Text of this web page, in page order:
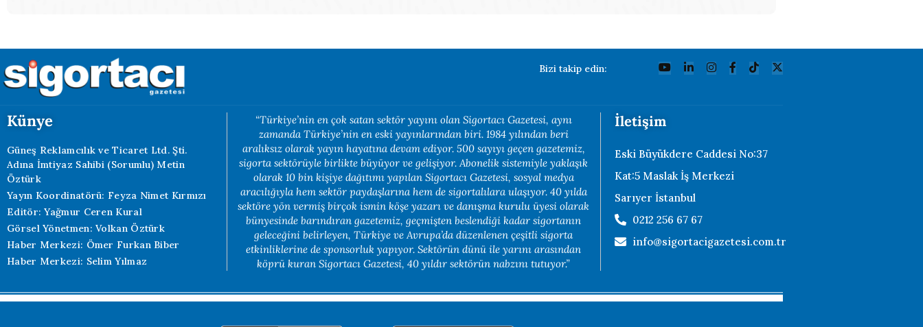
Bizi takip edin:
Künye
Güneş Reklamcılık ve Ticaret Ltd. Şti.
Adına İmtiyaz Sahibi (Sorumlu) Metin
Öztürk
Yayın Koordinatörü: Feyza Nimet Kırmızı
Editör: Yağmur Ceren Kural
Görsel Yönetmen: Volkan Öztürk
Haber Merkezi: Ömer Furkan Biber
Haber Merkezi: Selim Yılmaz
“Türkiye’nin en çok satan sektör yayını olan Sigortacı Gazetesi, aynı
zamanda Türkiye’nin en eski yayınlarından biri. 1984 yılından beri
aralıksız olarak yayın hayatına devam ediyor. 500 sayıyı geçen gazetemiz,
sigorta sektörüyle birlikte büyüyor ve gelişiyor. Abonelik sistemiyle yaklaşık
olarak 10 bin kişiye dağıtımı yapılan Sigortacı Gazetesi, sosyal medya
aracılığıyla hem sektör paydaşlarına hem de sigortalılara ulaşıyor. 40 yılda
sektöre yön vermiş birçok ismin köşe yazarı ve danışma kurulu üyesi olarak
bünyesinde barındıran gazetemiz, geçmişten beslendiği kadar sigortanın
geleceğini belirleyen, Türkiye ve Avrupa’da düzenlenen çeşitli sigorta
etkinliklerine de sponsorluk yapıyor. Sektörün dünü ile yarını arasından
köprü kuran Sigortacı Gazetesi, 40 yıldır sektörün nabzını tutuyor.”
İletişim
Eski Büyükdere Caddesi No:37
Kat:5 Maslak İş Merkezi
Sarıyer İstanbul
0212 256 67 67
info@sigortacigazetesi.com.tr